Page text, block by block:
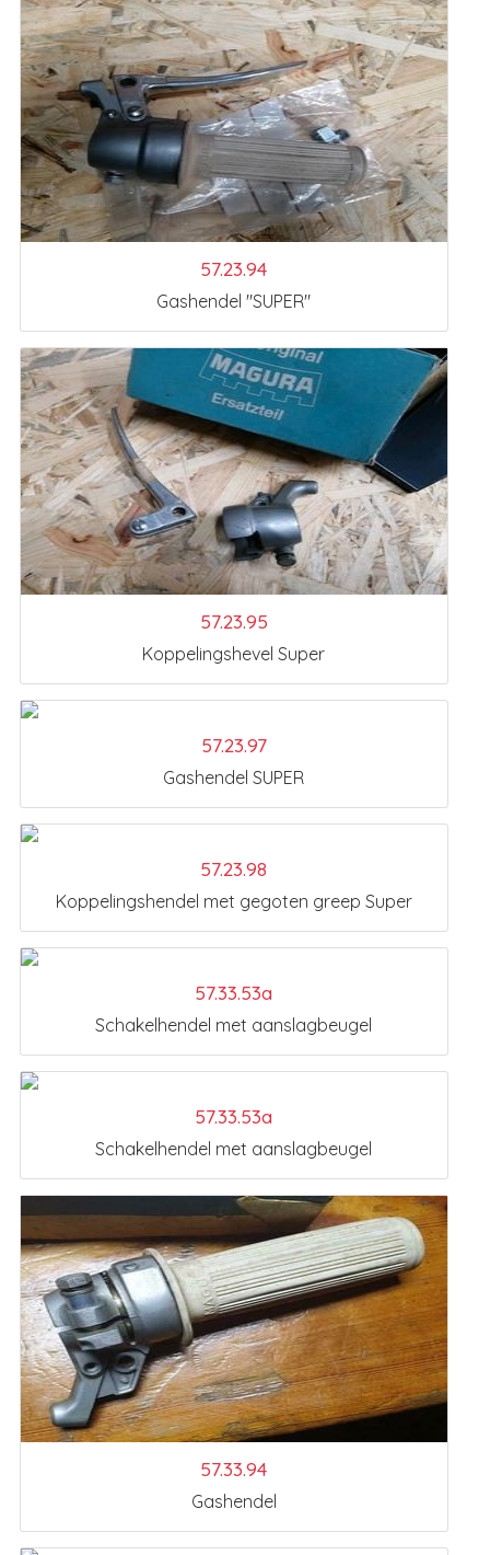
57.23.94
Gashendel "SUPER"
57.23.95
Koppelingshevel Super
57.23.97
Gashendel SUPER
57.23.98
Koppelingshendel met gegoten greep Super
57.33.53a
Schakelhendel met aanslagbeugel
57.33.53a
Schakelhendel met aanslagbeugel
57.33.94
Gashendel